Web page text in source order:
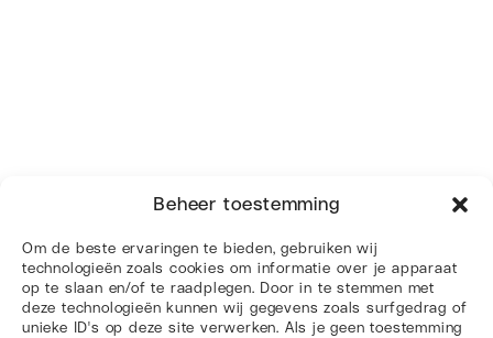
Beheer toestemming
Om de beste ervaringen te bieden, gebruiken wij
technologieën zoals cookies om informatie over je apparaat
op te slaan en/of te raadplegen. Door in te stemmen met
deze technologieën kunnen wij gegevens zoals surfgedrag of
unieke ID's op deze site verwerken. Als je geen toestemming